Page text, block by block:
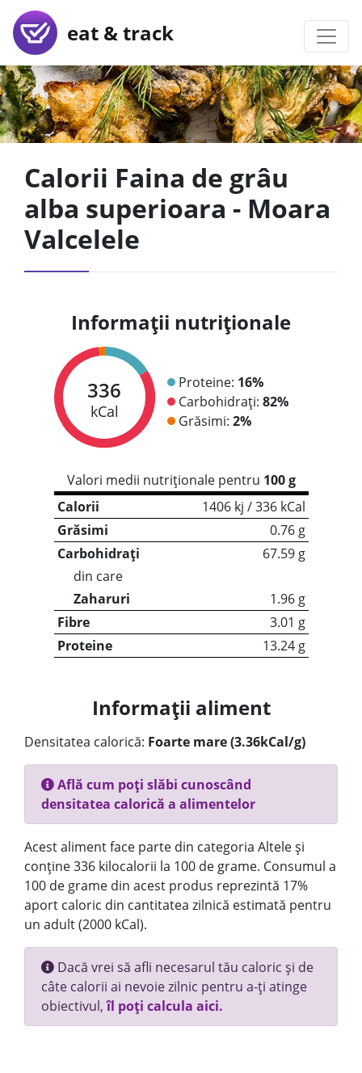
eat & track
Calorii Faina de grâu
alba superioara - Moara
Valcelele
Informații nutriționale
336
kCal
Proteine: 16%
Carbohidrați: 82%
Grăsimi: 2%
Valori medii nutriționale pentru 100 g
Calorii
1406 kj / 336 kCal
Grăsimi
0.76 g
Carbohidrați
67.59 g
din care
Zaharuri
1.96 g
Fibre
3.01 g
Proteine
13.24 g
Informații aliment
Densitatea calorică: Foarte mare (3.36kCal/g)
Află cum poți slăbi cunoscând
densitatea calorică a alimentelor
Acest aliment face parte din categoria Altele și
conține 336 kilocalorii la 100 de grame. Consumul a
100 de grame din acest produs reprezintă 17%
aport caloric din cantitatea zilnică estimată pentru
un adult (2000 kCal).
Dacă vrei să afli necesarul tău caloric și de
câte calorii ai nevoie zilnic pentru a-ți atinge
obiectivul,îl poți calcula aici.